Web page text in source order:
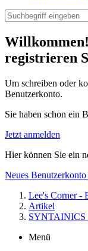
registrieren
Um schreiben oder
Benutzerkonto.
Sie haben schon ein
Jetzt anmelden
Hier können Sie ein
Neues Benutzerkonto
Lee's Corner -
Artikel
SYNTAINICS
Menü